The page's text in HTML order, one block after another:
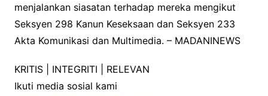
menjalankan siasatan terhadap mereka mengikut
Seksyen 298 Kanun Keseksaan dan Seksyen 233
Akta Komunikasi dan Multimedia. – MADANINEWS
KRITIS | INTEGRITI | RELEVAN
Ikuti media sosial kami